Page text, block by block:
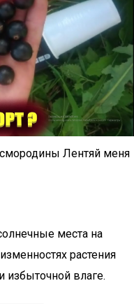
Лентяй меня
места на
растения
влаге.